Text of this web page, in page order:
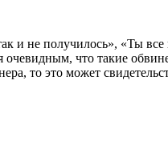
и не получилось», «Ты
очевидным, что такие
то это может